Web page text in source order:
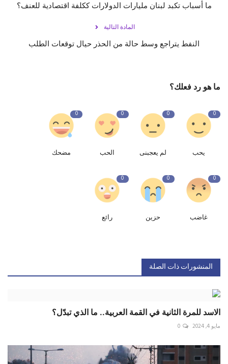
ما أسباب تكبد لبنان مليارات الدولارات ككلفة اقتصادية للعنف؟
المادة التالية
النفط يتراجع وسط حالة من الحذر حيال توقعات الطلب
ما هو رد فعلك؟
0
يحب
0
لم يعجبنى
0
الحب
0
مضحك
0
غاضب
0
حزين
0
رائع
المنشورات ذات الصلة
الاسد للمرة الثانية في القمة العربية.. ما الذي تبدّل؟
مايو 4, 2024 0